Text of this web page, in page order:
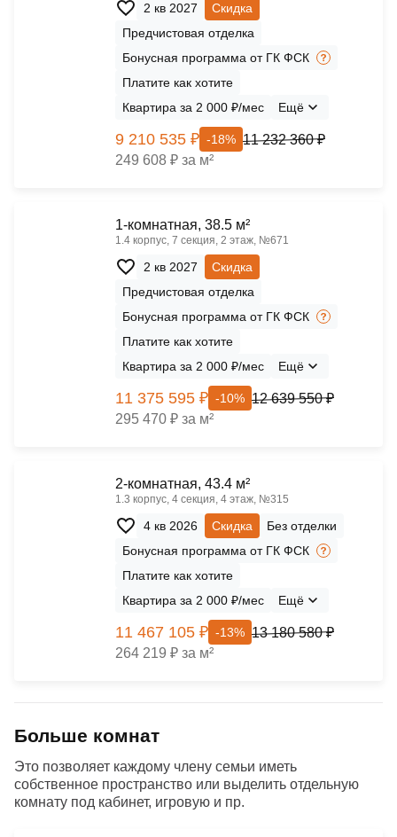
2 кв 2027
Скидка
Предчистовая отделка
Бонусная программа от ГК ФСК
Платите как хотите
Квартира за 2 000 ₽/мес
Ещё
9 210 535 ₽ -18% 11 232 360 ₽
249 608 ₽ за м²
1-комнатная, 38.5 м²
1.4 корпус, 7 секция, 2 этаж, №671
2 кв 2027
Скидка
Предчистовая отделка
Бонусная программа от ГК ФСК
Платите как хотите
Квартира за 2 000 ₽/мес
Ещё
11 375 595 ₽ -10% 12 639 550 ₽
295 470 ₽ за м²
2-комнатная, 43.4 м²
1.3 корпус, 4 секция, 4 этаж, №315
4 кв 2026 Скидка
Без отделки
Бонусная программа от ГК ФСК
Платите как хотите
Квартира за 2 000 ₽/мес
Ещё
11 467 105 ₽ -13% 13 180 580 ₽
264 219 ₽ за м²
Больше комнат
Это позволяет каждому члену семьи иметь
собственное пространство или выделить отдельную
комнату под кабинет, игровую и пр.